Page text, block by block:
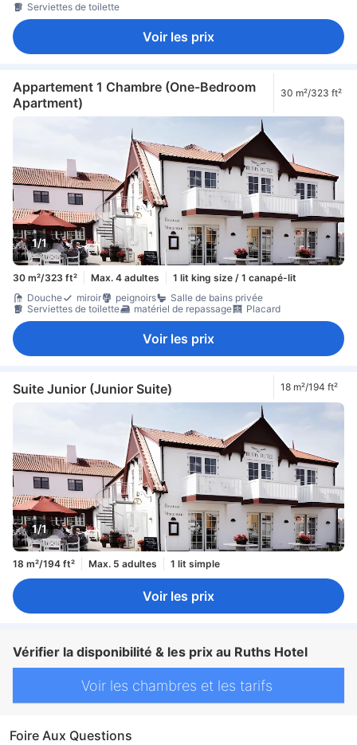
Serviettes de toilette
Voir les prix
Appartement 1 Chambre (One-Bedroom
Apartment)
30 m²/323 ft²
1/1
30 m²/323 ft² Max. 4 adultes
1 lit king size / 1 canapé-lit
Douche
miroir peignoirs
Salle de bains privée
Serviettes de toilette
matériel de repassage Placard
Voir les prix
Suite Junior (Junior Suite) 18 m²/194 ft²
1/1
18 m²/194 ft² Max. 5 adultes 1 lit simple
Voir les prix
Vérifier la disponibilité & les prix au Ruths Hotel
Voir les chambres et les tarifs
Foire Aux Questions